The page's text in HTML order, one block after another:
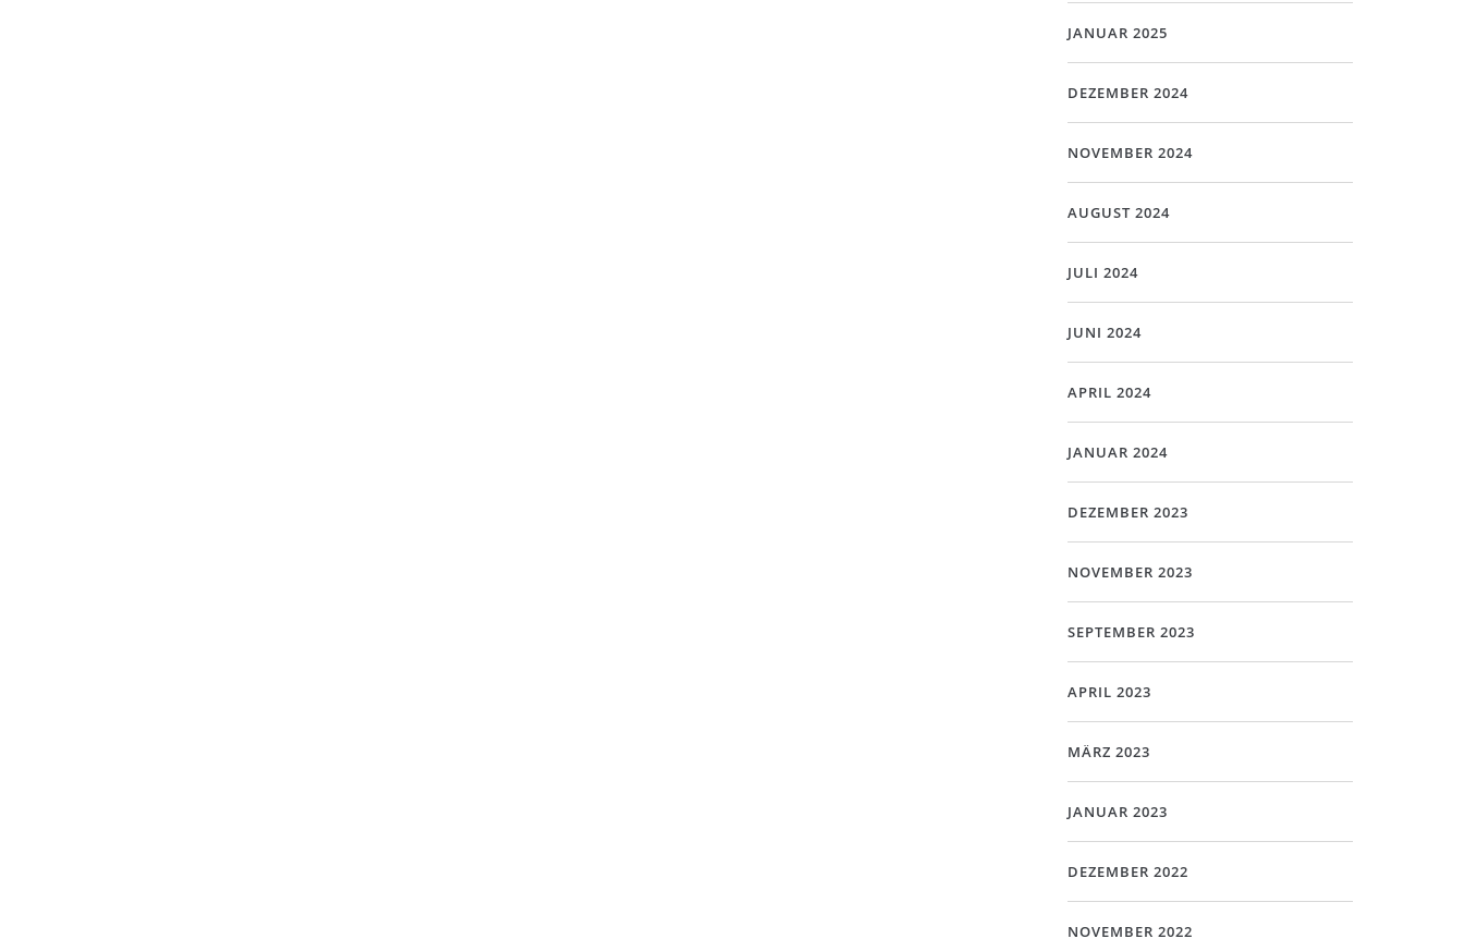
JANUAR 2025
DEZEMBER 2024
NOVEMBER 2024
AUGUST 2024
JULI 2024
JUNI 2024
APRIL 2024
JANUAR 2024
DEZEMBER 2023
NOVEMBER 2023
SEPTEMBER 2023
APRIL 2023
MÄRZ 2023
JANUAR 2023
DEZEMBER 2022
NOVEMBER 2022